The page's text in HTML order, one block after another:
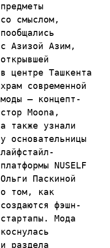
предметы
со смыслом,
пообщались
с Азизой Азим,
открывшей
в центре Ташкента
храм современной
моды — концепт-
стор Moona,
а также узнали
у основательницы
лайфстайл-
платформы NUSELF
Ольги Паскиной
о том, как
создаются фэшн-
стартапы. Мода
коснулась
и раздела